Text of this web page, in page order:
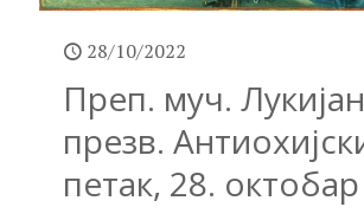
28/10/2022
Преп. муч. Лукијан
презв.
петак, 28. октобар